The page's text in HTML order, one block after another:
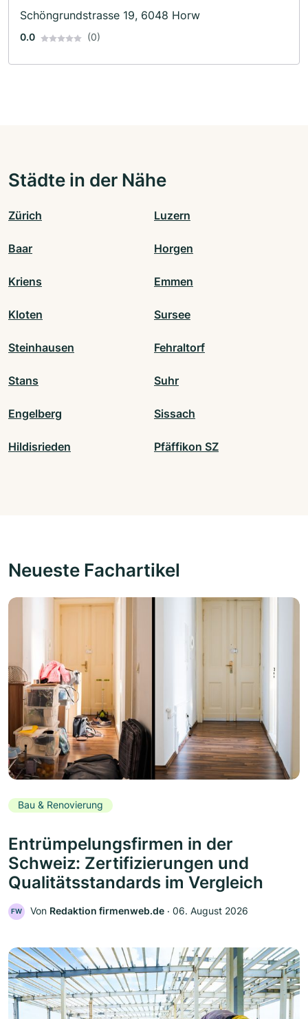
Schöngrundstrasse 19, 6048 Horw
0.0 (0)
Städte in der Nähe
Zürich Luzern
Baar Horgen
Kriens Emmen
Kloten Sursee
Steinhausen Fehraltorf
Stans Suhr
Engelberg Sissach
Hildisrieden Pfäffikon SZ
Neueste Fachartikel
Bau & Renovierung
Entrümpelungsfirmen in der
Schweiz: Zertifizierungen und
Qualitätsstandards im Vergleich
FW Von Redaktion firmenweb.de ‧ 06. August 2026